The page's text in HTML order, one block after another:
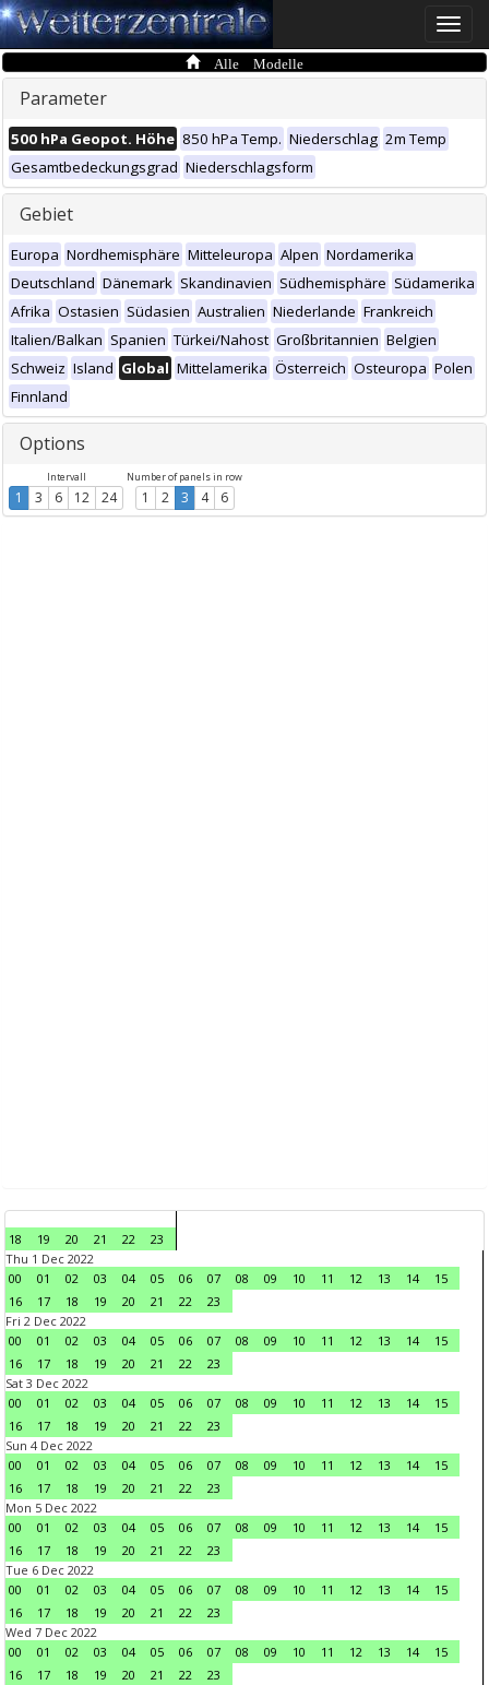
Toggle
Alle Modelle
Parameter
500 hPa Geopot. Höhe 850 hPa Temp. Niederschlag 2m Temp
Gesamtbedeckungsgrad Niederschlagsform
Gebiet
Europa Nordhemisphäre Mitteleuropa Alpen Nordamerika
Deutschland Dänemark Skandinavien Südhemisphäre Südamerika
Afrika Ostasien Südasien Australien Niederlande Frankreich
Italien/Balkan Spanien Türkei/Nahost Großbritannien Belgien
Schweiz Island Global Mittelamerika Österreich Osteuropa Polen
Finnland
Options
Intervall
1 3 6 12 24
Number of panels in row
1 2 3 4 6
18 19 20 21 22
23
Thu 1 Dec 2022
00
01 02 03 04 05 06 07 08 09 10 11 12 13 14
15
16
17 18 19 20 21 22
23
Fri 2 Dec 2022
00
01 02 03 04 05 06 07 08 09 10 11 12 13 14
15
16
17 18 19 20 21 22
23
Sat 3 Dec 2022
00
01 02 03 04 05 06 07 08 09 10 11 12 13 14
15
16
17 18 19 20 21 22
23
Sun 4 Dec 2022
00
01 02 03 04 05 06 07 08 09 10 11 12 13 14
15
16
17 18 19 20 21 22
23
Mon 5 Dec 2022
00
01 02 03 04 05 06 07 08 09 10 11 12 13 14
15
16
17 18 19 20 21 22
23
Tue 6 Dec 2022
00
01 02 03 04 05 06 07 08 09 10 11 12 13 14
15
16
17 18 19 20 21 22
23
Wed 7 Dec 2022
00
01 02 03 04 05 06 07 08 09 10 11 12 13 14
15
16
17 18 19 20 21 22
23